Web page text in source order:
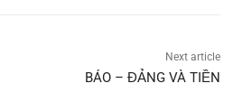
Next article
BÁO – ĐẢNG VÀ TIỀN